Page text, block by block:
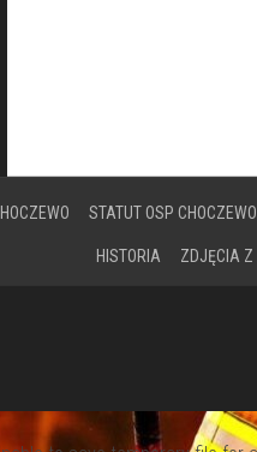
STATUT OSP CHOCZEWO
HISTORIA ZDJĘCIA Z